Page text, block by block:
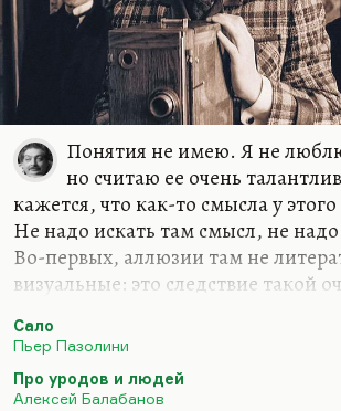
Понятия не имею. Я не
но считаю ее очень
кажется, что как-то смысла у
Не надо искать там смысл, не
Во-первых, аллюзии там не
визуальные: это следствие такой
Балабанова в кинематограф начала
фотографию начала века, в том
фотографию эротическую. А в
Сало
Пьер Пазолини
Про уродов и людей
Алексей Балабанов